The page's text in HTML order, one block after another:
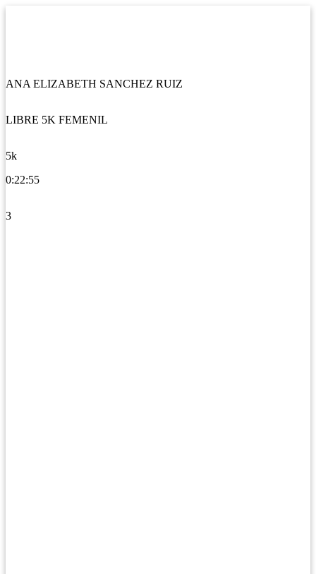
ANA ELIZABETH SANCHEZ RUIZ
LIBRE 5K FEMENIL
5k
0:22:55
3